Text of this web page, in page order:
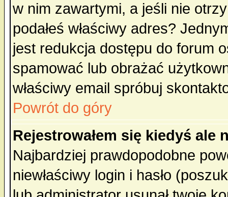
w nim zawartymi, a jeśli nie
podałeś właściwy adres?
jest redukcja dostępu do forum
spamować lub obrażać
właściwy email spróbuj
Powrót do góry
Rejestrowałem się kiedyś ale
Najbardziej prawdopodobne
niewłaściwy login i hasło